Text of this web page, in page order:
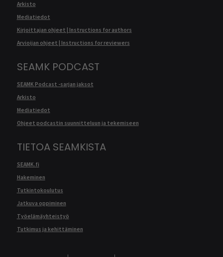
Arkisto
Mediatiedot
Kirjoittajan ohjeet | Instructions for authors
Arvioijan ohjeet | Instructions for reviewers
SEAMK PODCAST
SEAMK Podcast -sarjan jaksot
Arkisto
Mediatiedot
Ohjeet podcastin suunnitteluun ja tekemiseen
TIETOA SEAMKISTA
SEAMK.fi
Hakeminen
Tutkintokoulutus
Jatkuva oppiminen
Työelämäyhteistyö
Tutkimus ja kehittäminen